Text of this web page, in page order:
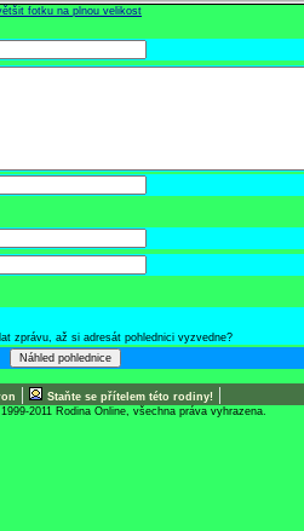
fotku na plnou velikost
zprávu, až si adresát pohlednici vyzvedne?
| Staňte se přítelem této rodiny! |
2011 Rodina Online, všechna práva vyhrazena.